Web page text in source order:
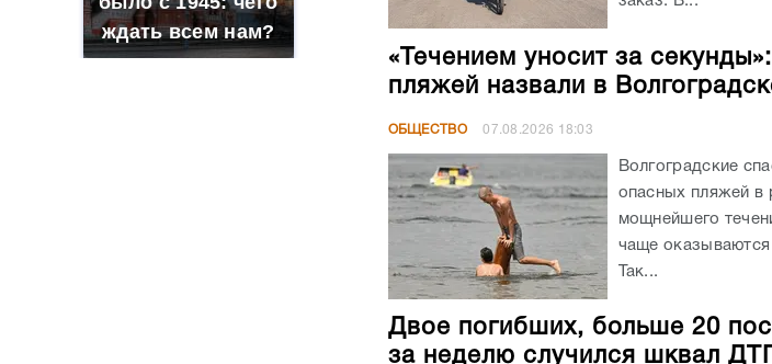
ждать всем нам?
«Течением уносит за
пляжей назвали в
ОБЩЕСТВО 07.08.2026 18:03
Волгоградские
опасных пляжей в
мощнейшего
чаще оказываются
Так...
Двое погибших, больше 20
за неделю случился шквал ДТП